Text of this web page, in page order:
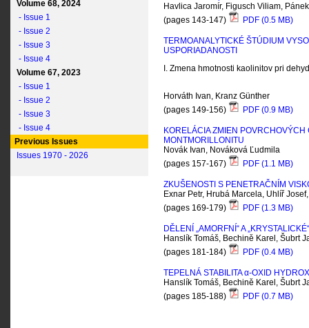
Volume 68, 2024
- Issue 1
- Issue 2
- Issue 3
- Issue 4
Volume 67, 2023
- Issue 1
- Issue 2
- Issue 3
- Issue 4
Previous Issues
Issues 1970 - 2026
Havlica Jaromír, Figusch Viliam,
(pages 143-147)
PDF (0.5 MB)
TERMOANALYTICKÉ ŠTÚDIUM
USPORIADANOSTI
I. Zmena hmotnosti kaolinitov pri
Horváth Ivan, Kranz Günther
(pages 149-156)
PDF (0.9 MB)
KORELÁCIA ZMIEN
MONTMORILLONITU
Novák Ivan, Nováková Ľudmila
(pages 157-167)
PDF (1.1 MB)
ZKUŠENOSTI S PENETRAČNÍM
Exnar Petr, Hrubá Marcela, Uhlíř
(pages 169-179)
PDF (1.3 MB)
DĚLENÍ „AMORFNÍ“ A
Hanslík Tomáš, Bechině Karel, Šubrt
(pages 181-184)
PDF (0.4 MB)
TEPELNÁ STABILITAα-OXID
Hanslík Tomáš, Bechině Karel, Šubrt
(pages 185-188)
PDF (0.7 MB)